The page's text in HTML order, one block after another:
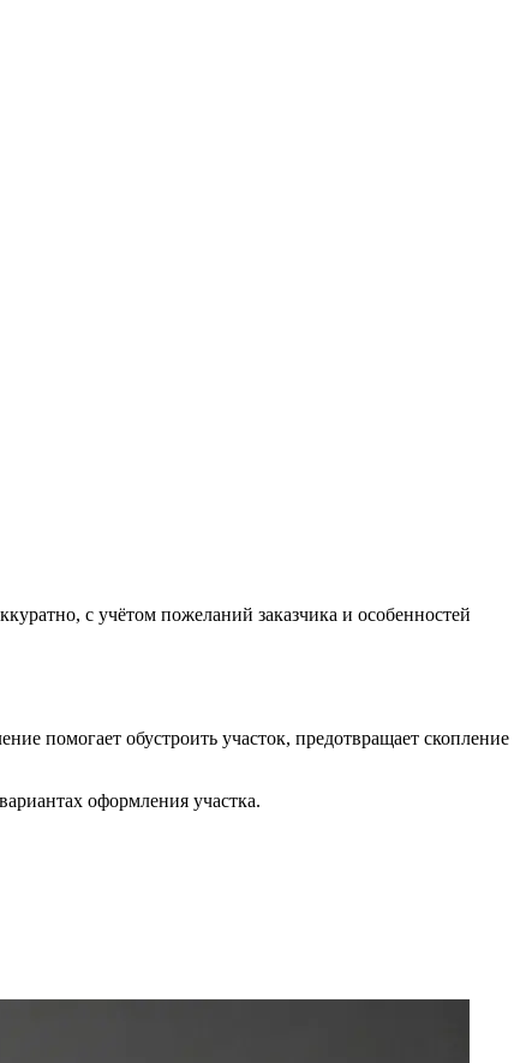
с учётом пожеланий заказчика и особенностей
помогает обустроить участок, предотвращает скопление
оформления участка.